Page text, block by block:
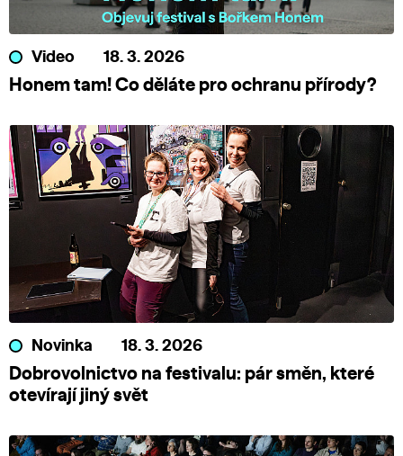
Video 18. 3. 2026
Honem tam! Co děláte pro ochranu přírody?
Novinka 18. 3. 2026
Dobrovolnictvo na festivalu: pár směn, které
otevírají jiný svět